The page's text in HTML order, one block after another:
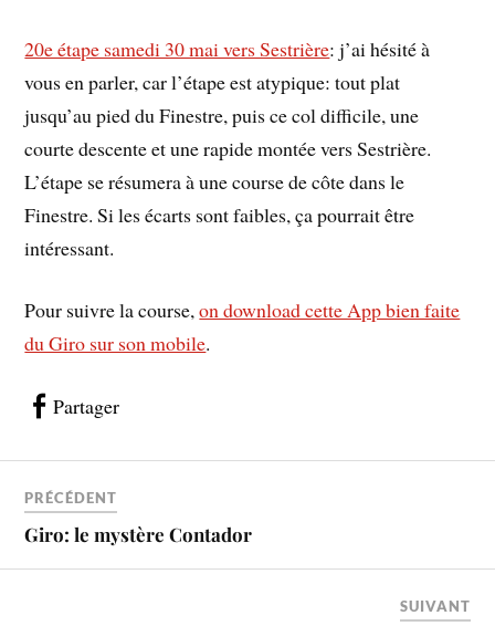
20e étape samedi 30 mai vers Sestrière: j’ai hésité à
vous en parler, car l’étape est atypique: tout plat
jusqu’au pied du Finestre, puis ce col difficile, une
courte descente et une rapide montée vers Sestrière.
L’étape se résumera à une course de côte dans le
Finestre. Si les écarts sont faibles, ça pourrait être
intéressant.
Pour suivre la course,on download cette App bien faite
du Giro sur son mobile.
Partager
PRÉCÉDENT
Giro: le mystère Contador
SUIVANT